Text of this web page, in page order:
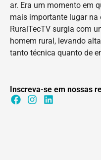
ar. Era um momento em
mais importante lugar na
RuralTecTV surgia com
homem rural, levando
tanto técnica quanto de
Inscreva-se em nossas